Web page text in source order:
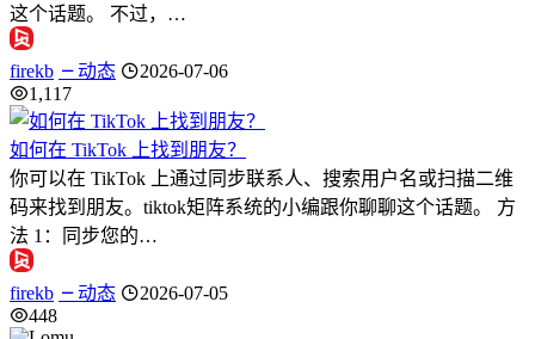
这个话题。 不过，…
firekb 动态
2026-07-06
1,117
如何在 TikTok 上找到朋友？
你可以在 TikTok 上通过同步联系人、搜索用户名或扫描二维
码来找到朋友。tiktok矩阵系统的小编跟你聊聊这个话题。 方
法 1：同步您的…
firekb 动态
2026-07-05
448